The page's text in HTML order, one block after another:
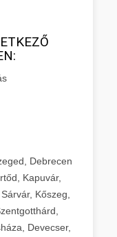
Debrecen
Kapuvár,
Kőszeg,
Devecser,